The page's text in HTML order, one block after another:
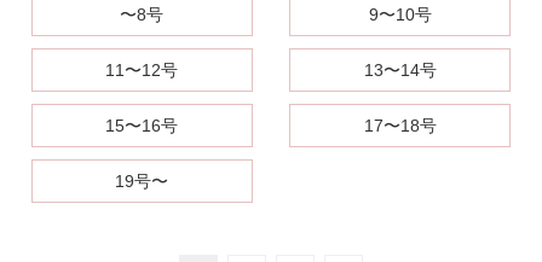
〜8号 9〜10号
11〜12号 13〜14号
15〜16号 17〜18号
19号〜